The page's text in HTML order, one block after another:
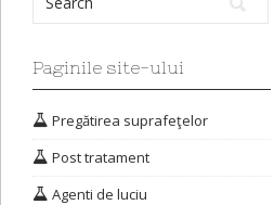
Paginile site-ului
Pregătirea suprafeţelor
Post tratament
Agenti de luciu